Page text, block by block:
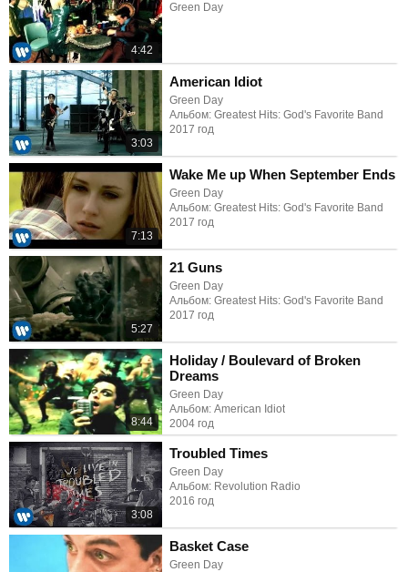
4:42
Green Day
3:03
American Idiot
Green Day
Альбом: Greatest Hits: God's Favorite Band
2017 год
7:13
Wake Me up When September Ends
Green Day
Альбом: Greatest Hits: God's Favorite Band
2017 год
5:27
21 Guns
Green Day
Альбом: Greatest Hits: God's Favorite Band
2017 год
8:44
Holiday / Boulevard of Broken
Dreams
Green Day
Альбом: American Idiot
2004 год
3:08
Troubled Times
Green Day
Альбом: Revolution Radio
2016 год
Basket Case
Green Day